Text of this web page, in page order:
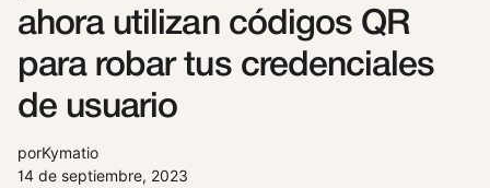
ahora utilizan códigos QR
para robar tus credenciales
de usuario
porKymatio
14 de septiembre, 2023